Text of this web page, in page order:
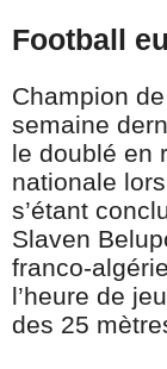
Football
Champion
semaine
le doublé en
nationale
s’étant
Slaven
franco-
l’heure de
des 25